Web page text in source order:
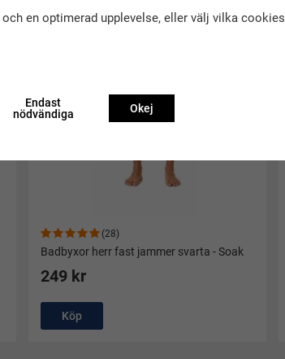
(28)
Badbyxor herr fast jammer svarta - Soak
Bra köp
249 kr
Köp
en optimerad upplevelse, eller välj vilka cookies
Endast
nödvändiga
Okej